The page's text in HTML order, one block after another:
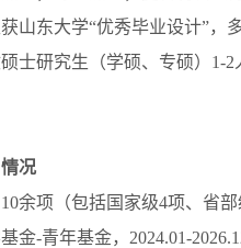
山东大学“优秀毕业设计”，
士研究生（学硕、专硕）1-
况
余项（包括国家级4项、省
金-青年基金，2024.01-